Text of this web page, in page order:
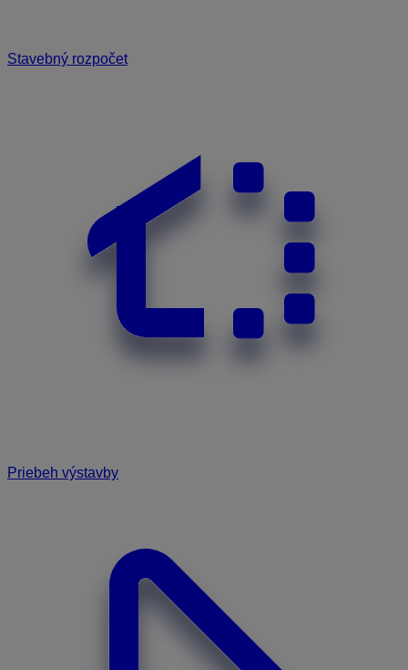
Stavebný rozpočet
Priebeh výstavby